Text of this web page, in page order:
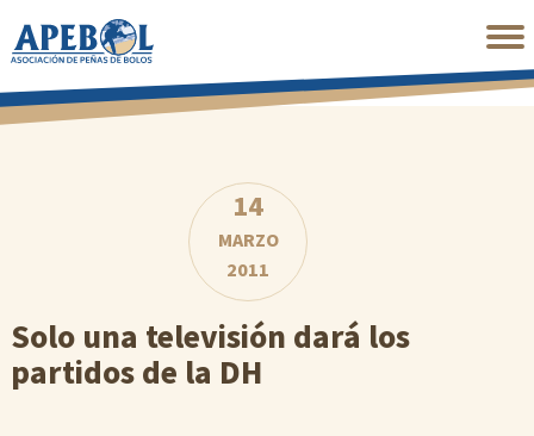
al
principal
14
MARZO
2011
Solo una televisión dará los
partidos de la DH